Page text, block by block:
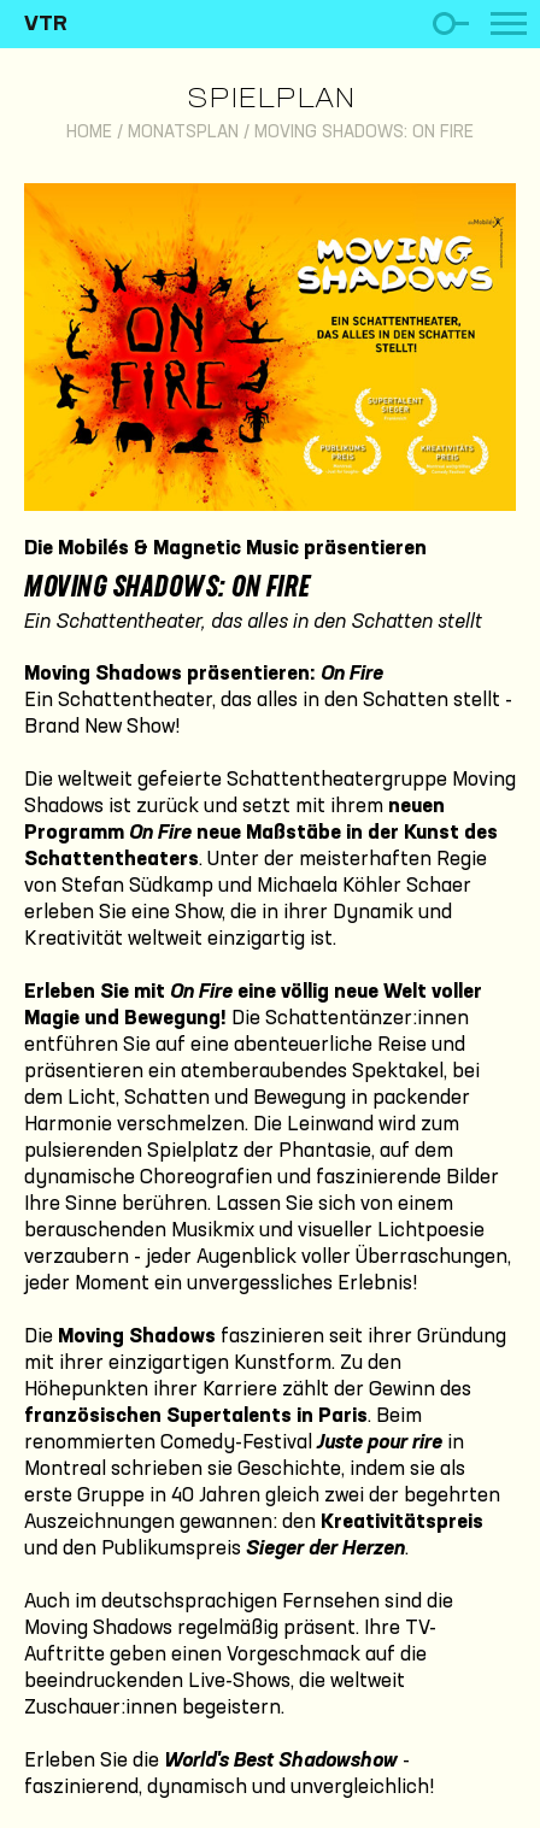
VTR
SPIELPLAN
HOME / MONATSPLAN / MOVING SHADOWS: ON FIRE
Die Mobilés & Magnetic Music präsentieren
MOVING SHADOWS: ON FIRE
Ein Schattentheater, das alles in den Schatten stellt
Moving Shadows präsentieren: On Fire
Ein Schattentheater, das alles in den Schatten stellt -
Brand New Show!
Die weltweit gefeierte Schattentheatergruppe Moving
Shadows ist zurück und setzt mit ihrem neuen
Programm On Fire neue Maßstäbe in der Kunst des
Schattentheaters. Unter der meisterhaften Regie
von Stefan Südkamp und Michaela Köhler Schaer
erleben Sie eine Show, die in ihrer Dynamik und
Kreativität weltweit einzigartig ist.
Erleben Sie mit On Fire eine völlig neue Welt voller
Magie und Bewegung! Die Schattentänzer:innen
entführen Sie auf eine abenteuerliche Reise und
präsentieren ein atemberaubendes Spektakel, bei
dem Licht, Schatten und Bewegung in packender
Harmonie verschmelzen. Die Leinwand wird zum
pulsierenden Spielplatz der Phantasie, auf dem
dynamische Choreografien und faszinierende Bilder
Ihre Sinne berühren. Lassen Sie sich von einem
berauschenden Musikmix und visueller Lichtpoesie
verzaubern - jeder Augenblick voller Überraschungen,
jeder Moment ein unvergessliches Erlebnis!
Die Moving Shadows faszinieren seit ihrer Gründung
mit ihrer einzigartigen Kunstform. Zu den
Höhepunkten ihrer Karriere zählt der Gewinn des
französischen Supertalents in Paris. Beim
renommierten Comedy-FestivalJuste pour rire in
Montreal schrieben sie Geschichte, indem sie als
erste Gruppe in 40 Jahren gleich zwei der begehrten
Auszeichnungen gewannen: den Kreativitätspreis
und den Publikumspreis Sieger der Herzen.
Auch im deutschsprachigen Fernsehen sind die
Moving Shadows regelmäßig präsent. Ihre TV-
Auftritte geben einen Vorgeschmack auf die
beeindruckenden Live-Shows, die weltweit
Zuschauer:innen begeistern.
Erleben Sie die World's Best Shadowshow-
faszinierend, dynamisch und unvergleichlich!